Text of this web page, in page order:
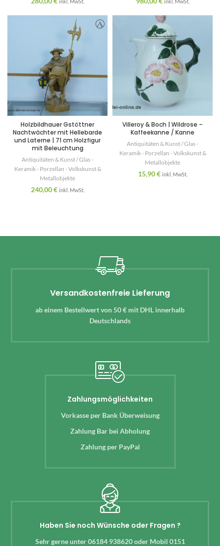
Holzbildhauer Gstöttner
Nachtwächter mit Hellebarde
und Laterne | 71 cm Holzfigur
mit Beleuchtung
Antiquitäten & Kunst / Glas -
Keramik - Porzellan - Volkskunst &
Metallobjekte
240,00€ inkl. MwSt.
Villeroy & Boch | Wildrose –
Kaffeekanne / Kanne
Antiquitäten & Kunst / Glas -
Keramik - Porzellan - Volkskunst &
Metallobjekte
15,90€ inkl. MwSt.
Versandkostenfreie Lieferung
ab einem Bestellwert von 50 € mit DHL innerhalb
Deutschlands
Zahlungsmöglichkeiten
Vorkasse per Bank Überweisung
Zahlung Bar bei Abholung
Zahlung per PayPal
Haben Sie noch Wünsche oder Fragen ?
Sehr gerne unter 06184 938620 oder Mobil 0151